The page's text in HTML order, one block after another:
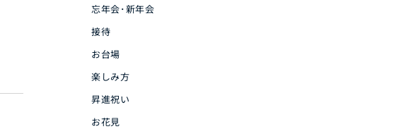
忘年会･新年会
接待
お台場
楽しみ方
昇進祝い
お花見